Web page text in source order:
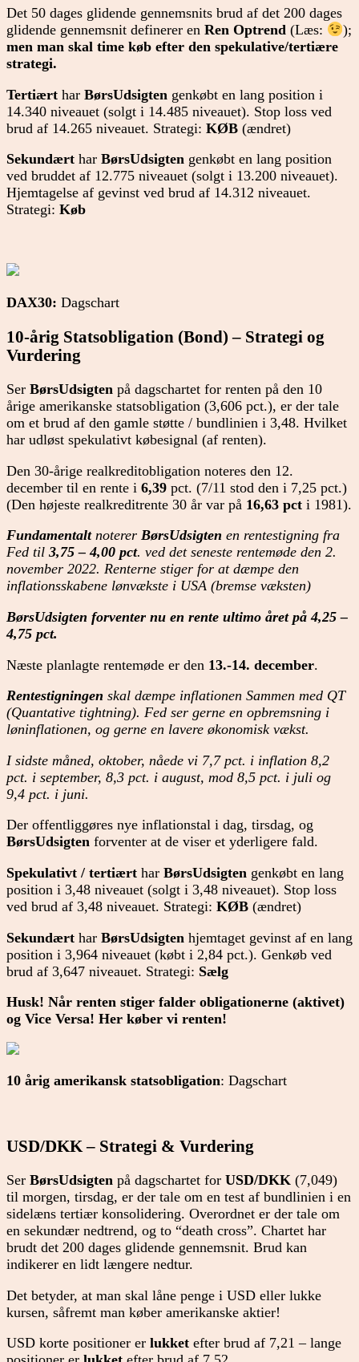
Det 50 dages glidende gennemsnits brud af det 200 dages
glidende gennemsnit definerer en Ren Optrend (Læs:
);
men man skal time køb efter den spekulative/tertiære
strategi.
Tertiært har BørsUdsigten genkøbt en lang position i
14.340 niveauet (solgt i 14.485 niveauet). Stop loss ved
brud af 14.265 niveauet. Strategi: KØB (ændret)
Sekundært har BørsUdsigten genkøbt en lang position
ved bruddet af 12.775 niveauet (solgt i 13.200 niveauet).
Hjemtagelse af gevinst ved brud af 14.312 niveauet.
Strategi: Køb
DAX30: Dagschart
10-årig Statsobligation (Bond) – Strategi og
Vurdering
Ser BørsUdsigten på dagschartet for renten på den 10
årige amerikanske statsobligation (3,606 pct.), er der tale
om et brud af den gamle støtte / bundlinien i 3,48. Hvilket
har udløst spekulativt købesignal (af renten).
Den 30-årige realkreditobligation noteres den 12.
december til en rente i 6,39 pct. (7/11 stod den i 7,25 pct.)
(Den højeste realkreditrente 30 år var på 16,63 pct i 1981).
Fundamentaltnoterer BørsUdsigten en rentestigning fra
Fed til 3,75 – 4,00 pct. ved det seneste rentemøde den 2.
november 2022. Renterne stiger for at dæmpe den
inflationsskabene lønvækste i USA (bremse væksten)
BørsUdsigten forventer nu en rente ultimo året på 4,25 –
4,75 pct.
Næste planlagte rentemøde er den 13.-14. december.
Rentestigningen skal dæmpe inflationen Sammen med QT
(Quantative tightning). Fed ser gerne en opbremsning i
løninflationen, og gerne en lavere økonomisk vækst.
I sidste måned, oktober, nåede vi 7,7 pct. i inflation 8,2
pct. i september, 8,3 pct. i august, mod 8,5 pct. i juli og
9,4 pct. i juni.
Der offentliggøres nye inflationstal i dag, tirsdag, og
BørsUdsigten forventer at de viser et yderligere fald.
Spekulativt / tertiært har BørsUdsigten genkøbt en lang
position i 3,48 niveauet (solgt i 3,48 niveauet). Stop loss
ved brud af 3,48 niveauet. Strategi: KØB (ændret)
Sekundært har BørsUdsigten hjemtaget gevinst af en lang
position i 3,964 niveauet (købt i 2,84 pct.). Genkøb ved
brud af 3,647 niveauet. Strategi: Sælg
Husk! Når renten stiger falder obligationerne (aktivet)
og Vice Versa! Her køber vi renten!
10 årig amerikansk statsobligation: Dagschart
USD/DKK – Strategi & Vurdering
Ser BørsUdsigten på dagschartet for USD/DKK (7,049)
til morgen, tirsdag, er der tale om en test af bundlinien i en
sidelæns tertiær konsolidering. Overordnet er der tale om
en sekundær nedtrend, og to “death cross”. Chartet har
brudt det 200 dages glidende gennemsnit. Brud kan
indikerer en lidt længere nedtur.
Det betyder, at man skal låne penge i USD eller lukke
kursen, såfremt man køber amerikanske aktier!
USD korte positioner er lukket efter brud af 7,21 – lange